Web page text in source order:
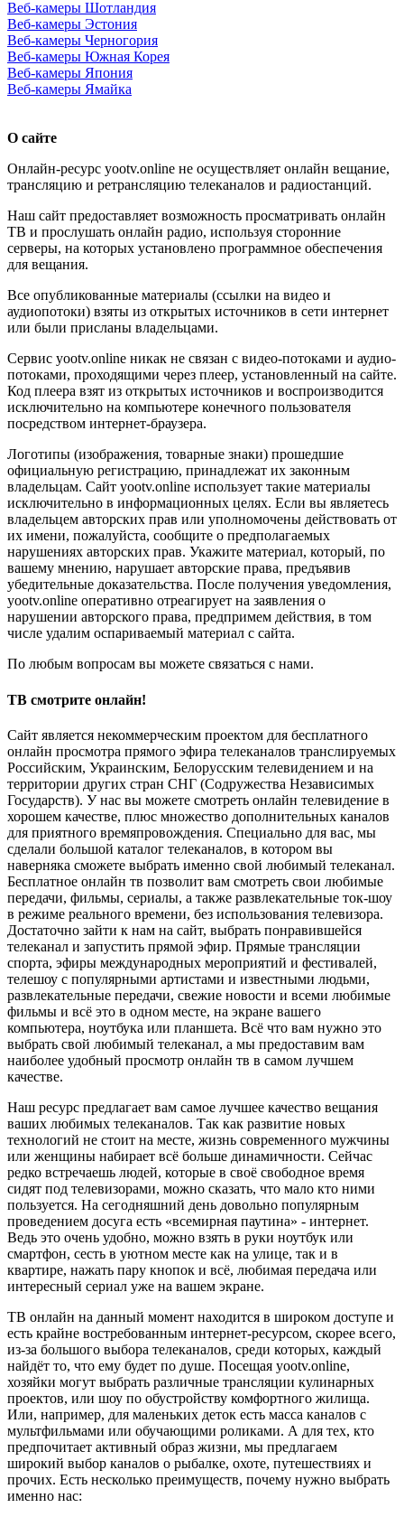
Веб-камеры Шотландия
Веб-камеры Эстония
Веб-камеры Черногория
Веб-камеры Южная Корея
Веб-камеры Япония
Веб-камеры Ямайка
О сайте
Онлайн-ресурс yootv.online не осуществляет онлайн вещание,
трансляцию и ретрансляцию телеканалов и радиостанций.
Наш сайт предоставляет возможность просматривать онлайн
ТВ и прослушать онлайн радио, используя сторонние
серверы, на которых установлено программное обеспечения
для вещания.
Все опубликованные материалы (ссылки на видео и
аудиопотоки) взяты из открытых источников в сети интернет
или были присланы владельцами.
Сервис yootv.online никак не связан с видео-потоками и аудио-
потоками, проходящими через плеер, установленный на сайте.
Код плеера взят из открытых источников и воспроизводится
исключительно на компьютере конечного пользователя
посредством интернет-браузера.
Логотипы (изображения, товарные знаки) прошедшие
официальную регистрацию, принадлежат их законным
владельцам. Сайт yootv.online использует такие материалы
исключительно в информационных целях. Если вы являетесь
владельцем авторских прав или уполномочены действовать от
их имени, пожалуйста, сообщите о предполагаемых
нарушениях авторских прав. Укажите материал, который, по
вашему мнению, нарушает авторские права, предъявив
убедительные доказательства. После получения уведомления,
yootv.online оперативно отреагирует на заявления о
нарушении авторского права, предпримем действия, в том
числе удалим оспариваемый материал с сайта.
По любым вопросам вы можете связаться с нами.
ТВ смотрите онлайн!
Сайт является некоммерческим проектом для бесплатного
онлайн просмотра прямого эфира телеканалов транслируемых
Российским, Украинским, Белорусским телевидением и на
территории других стран СНГ (Содружества Независимых
Государств). У нас вы можете смотреть онлайн телевидение в
хорошем качестве, плюс множество дополнительных каналов
для приятного времяпровождения. Специально для вас, мы
сделали большой каталог телеканалов, в котором вы
наверняка сможете выбрать именно свой любимый телеканал.
Бесплатное онлайн тв позволит вам смотреть свои любимые
передачи, фильмы, сериалы, а также развлекательные ток-шоу
в режиме реального времени, без использования телевизора.
Достаточно зайти к нам на сайт, выбрать понравившейся
телеканал и запустить прямой эфир. Прямые трансляции
спорта, эфиры международных мероприятий и фестивалей,
телешоу с популярными артистами и известными людьми,
развлекательные передачи, свежие новости и всеми любимые
фильмы и всё это в одном месте, на экране вашего
компьютера, ноутбука или планшета. Всё что вам нужно это
выбрать свой любимый телеканал, а мы предоставим вам
наиболее удобный просмотр онлайн тв в самом лучшем
качестве.
Наш ресурс предлагает вам самое лучшее качество вещания
ваших любимых телеканалов. Так как развитие новых
технологий не стоит на месте, жизнь современного мужчины
или женщины набирает всё больше динамичности. Сейчас
редко встречаешь людей, которые в своё свободное время
сидят под телевизорами, можно сказать, что мало кто ними
пользуется. На сегодняшний день довольно популярным
проведением досуга есть «всемирная паутина» - интернет.
Ведь это очень удобно, можно взять в руки ноутбук или
смартфон, сесть в уютном месте как на улице, так и в
квартире, нажать пару кнопок и всё, любимая передача или
интересный сериал уже на вашем экране.
ТВ онлайн на данный момент находится в широком доступе и
есть крайне востребованным интернет-ресурсом, скорее всего,
из-за большого выбора телеканалов, среди которых, каждый
найдёт то, что ему будет по душе. Посещая yootv.online,
хозяйки могут выбрать различные трансляции кулинарных
проектов, или шоу по обустройству комфортного жилища.
Или, например, для маленьких деток есть масса каналов с
мультфильмами или обучающими роликами. А для тех, кто
предпочитает активный образ жизни, мы предлагаем
широкий выбор каналов о рыбалке, охоте, путешествиях и
прочих. Есть несколько преимуществ, почему нужно выбрать
именно нас: